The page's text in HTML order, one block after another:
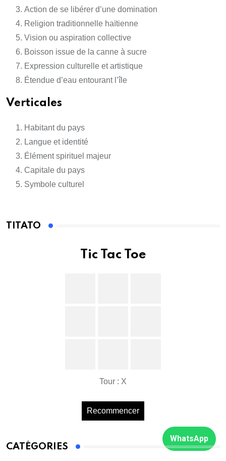
WhatsApp
Action de se libérer d’une domination
Religion traditionnelle haïtienne
Vision ou aspiration collective
Boisson issue de la canne à sucre
Expression culturelle et artistique
Étendue d’eau entourant l’île
Verticales
Habitant du pays
Langue et identité
Élément spirituel majeur
Capitale du pays
Symbole culturel
TITATO
Tic Tac Toe
Tour : X
Recommencer
CATÉGORIES